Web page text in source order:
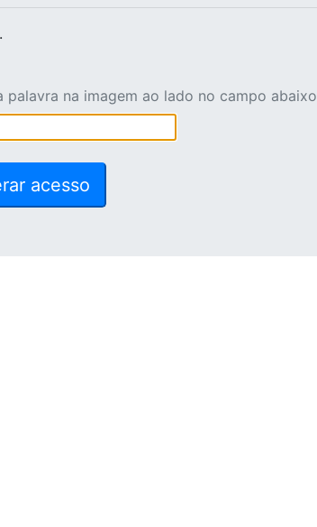
palavra na imagem ao lado no campo abaixo